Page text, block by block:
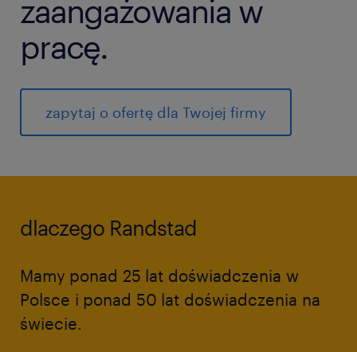
zaangażowania w
pracę.
zapytaj o ofertę dla Twojej firmy
dlaczego Randstad
Mamy ponad 25 lat doświadczenia w
Polsce i ponad 50 lat doświadczenia na
świecie.